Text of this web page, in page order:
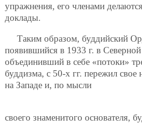
упражнения, его членами
доклады.
Таким образом, буддийский
появившийся в 1933 г. в
объединивший в себе «потоки»
буддизма, с 50-х гг. пережил свое
на Западе и, по мысли
своего знаменитого основателя,